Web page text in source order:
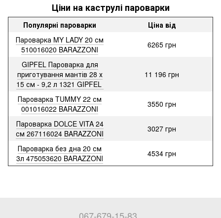
Ціни на каструлі пароварки
Популярні пароварки
Ціна від
Пароварка MY LADY 20 см
510016020 BARAZZONI
6265 грн
GIPFEL Пароварка для
приготування мантів 28 х
15 см - 9,2 л 1321 GIPFEL
11 196 грн
Пароварка TUMMY 22 см
001016022 BARAZZONI
3550 грн
Пароварка DOLCE VITA 24
см 267116024 BARAZZONI
3027 грн
Пароварка без дна 20 см
3л 475053620 BARAZZONI
4534 грн